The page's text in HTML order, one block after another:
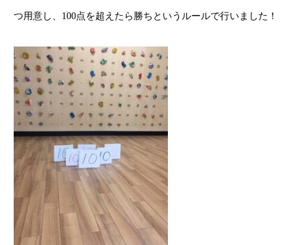
つ用意し、100点を超えたら勝ちというルールで行いました！